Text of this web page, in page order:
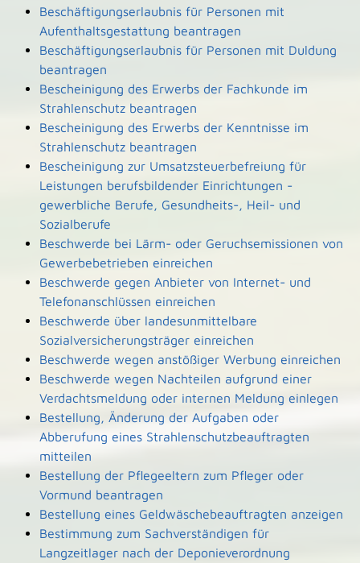
Beschäftigungserlaubnis für Personen mit
Aufenthaltsgestattung beantragen
Beschäftigungserlaubnis für Personen mit Duldung
beantragen
Bescheinigung des Erwerbs der Fachkunde im
Strahlenschutz beantragen
Bescheinigung des Erwerbs der Kenntnisse im
Strahlenschutz beantragen
Bescheinigung zur Umsatzsteuerbefreiung für
Leistungen berufsbildender Einrichtungen -
gewerbliche Berufe, Gesundheits-, Heil- und
Sozialberufe
Beschwerde bei Lärm- oder Geruchsemissionen von
Gewerbebetrieben einreichen
Beschwerde gegen Anbieter von Internet- und
Telefonanschlüssen einreichen
Beschwerde über landesunmittelbare
Sozialversicherungsträger einreichen
Beschwerde wegen anstößiger Werbung einreichen
Beschwerde wegen Nachteilen aufgrund einer
Verdachtsmeldung oder internen Meldung einlegen
Bestellung, Änderung der Aufgaben oder
Abberufung eines Strahlenschutzbeauftragten
mitteilen
Bestellung der Pflegeeltern zum Pfleger oder
Vormund beantragen
Bestellung eines Geldwäschebeauftragten anzeigen
Bestimmung zum Sachverständigen für
Langzeitlager nach der Deponieverordnung